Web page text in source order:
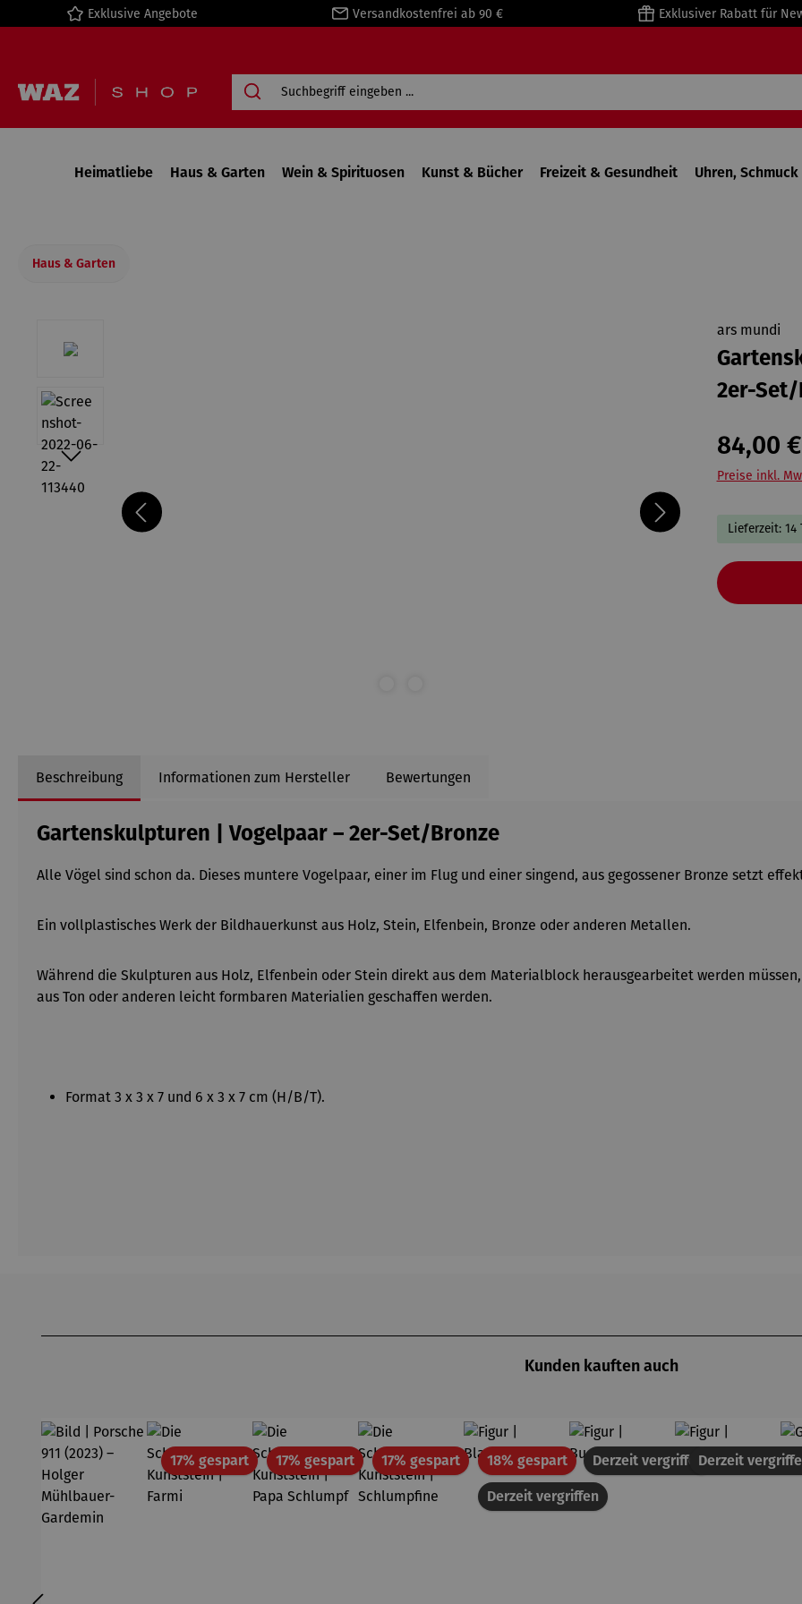
Zur Hauptnavigation springen
Exklusive Angebote Versandkostenfrei ab 90 € Exklusiver Rabatt für
Heimatliebe Haus & Garten Wein & Spirituosen Kunst & Bücher Freizeit & Gesundheit Uhren,
Haus & Garten
ars mundi
2er-Set/
84,00 €
Preise inkl.
Lieferzeit: 14
Beschreibung Informationen zum Hersteller Bewertungen
Gartenskulpturen | Vogelpaar – 2er-Set/Bronze
Alle Vögel sind schon da. Dieses muntere Vogelpaar, einer im Flug und einer singend, aus gegossener Bronze setzt
Ein vollplastisches Werk der Bildhauerkunst aus Holz, Stein, Elfenbein, Bronze oder anderen Metallen.
Während die Skulpturen aus Holz, Elfenbein oder Stein direkt aus dem Materialblock herausgearbeitet werden
aus Ton oder anderen leicht formbaren Materialien geschaffen werden.
Format 3 x 3 x 7 und 6 x 3 x 7 cm (H/B/T).
Kunden kauften auch
17% gespartRabatt17% gespartRabatt17% gespartRabatt
Derzeit vergriffen
18% gespartRabattDerzeit vergriffenDerzeit